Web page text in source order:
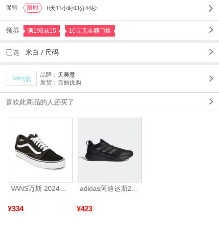
促销 限时 0天13小时03分42秒
领券 满198减15 10元无金额门槛
已选 米白 / 尺码
品牌： 天美意
发货：百丽优购
喜欢此商品的人还买了
VANS万斯 2024年新款中性OldSkool帆布鞋/硫化鞋VN000D3HY28（延续款）
¥334
adidas阿迪达斯2025中性edge gamedaySPW FTW-跑步GW2499
¥423